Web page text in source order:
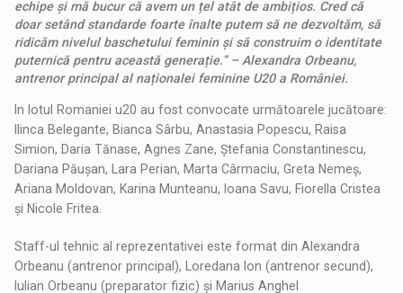
echipe și mă bucur că avem un țel atât de ambițios. Cred că
doar setând standarde foarte înalte putem să ne dezvoltăm, să
ridicăm nivelul baschetului feminin și să construim o identitate
puternică pentru această generație.” – Alexandra Orbeanu,
antrenor principal al naționalei feminine U20 a României.
In lotul Romaniei u20 au fost convocate următoarele jucătoare:
Ilinca Belegante, Bianca Sârbu, Anastasia Popescu, Raisa
Simion, Daria Tănase, Agnes Zane, Ștefania Constantinescu,
Dariana Păușan, Lara Perian, Marta Cârmaciu, Greta Nemeș,
Ariana Moldovan, Karina Munteanu, Ioana Savu, Fiorella Cristea
și Nicole Fritea.
Staff-ul tehnic al reprezentativei este format din Alexandra
Orbeanu (antrenor principal), Loredana Ion (antrenor secund),
Iulian Orbeanu (preparator fizic) și Marius Anghel